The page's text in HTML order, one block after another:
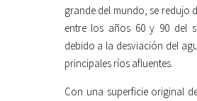
grande del mundo, se redujo
entre los años 60 y 90 del
debido a la desviación del
principales ríos afluentes.
Con una superficie original de